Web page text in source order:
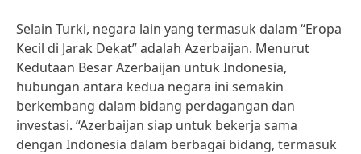
Selain Turki, negara lain yang termasuk dalam “Eropa
Kecil di Jarak Dekat” adalah Azerbaijan. Menurut
Kedutaan Besar Azerbaijan untuk Indonesia,
hubungan antara kedua negara ini semakin
berkembang dalam bidang perdagangan dan
investasi. “Azerbaijan siap untuk bekerja sama
dengan Indonesia dalam berbagai bidang, termasuk